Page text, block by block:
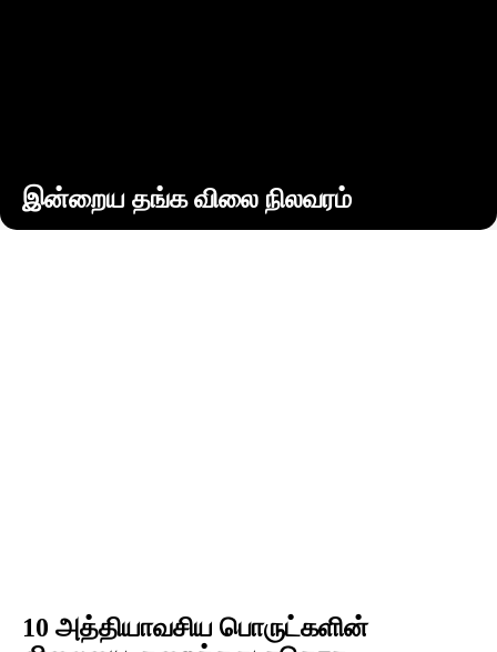
இன்றைய தங்க விலை நிலவரம்
10 அத்தியாவசிய பொருட்களின்